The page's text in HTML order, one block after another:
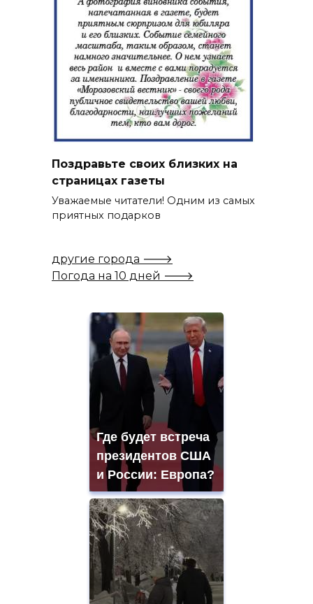
Поздравьте своих близких на
страницах газеты
Уважаемые читатели! Одним из самых
приятных подарков
другие города 🡒
Погода на 10 дней 🡒
Где будет встреча
президентов США
и России: Европа?